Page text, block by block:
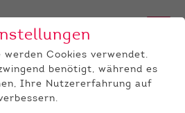
GenomiX
Cookies verwendet.
benötigt, während es
Ihre Nutzererfahrung auf